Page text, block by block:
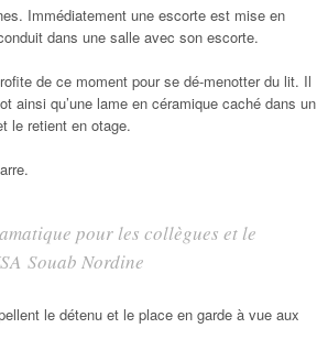
Immédiatement une escorte est mise en
dans une salle avec son escorte.
de ce moment pour se dé-menotter du lit. Il
ainsi qu’une lame en céramique caché dans un
le retient en otage.
pour les collègues et le
Souab Nordine
le détenu et le place en garde à vue aux